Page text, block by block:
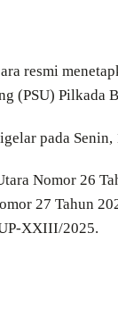
resmi
(PSU) Pilkada
pada Senin,
Nomor 26
27 Tahun
XXIII/2025.